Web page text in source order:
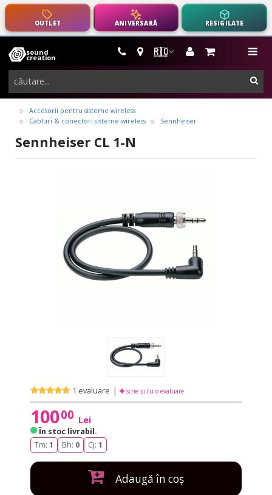
OUTLET ANIVERSARĂ RESIGILATE
🇷🇴
sound
creation
instrumente
muzicale,
echipamente
pro-
audio
Accesorii pentru sisteme wireless
Cabluri & conectori sisteme wireless
Sennheiser
Sennheiser CL 1-N
1 evaluare | scrie și tu o evaluare
10000 Lei
În stoc livrabil.
Tm: 1 Bh: 0 Cj: 1
Adaugă în coș